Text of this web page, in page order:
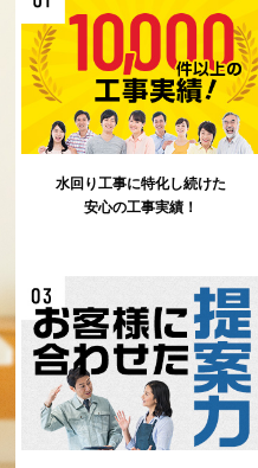
水回り工事に特化し続けた
安心の工事実績！